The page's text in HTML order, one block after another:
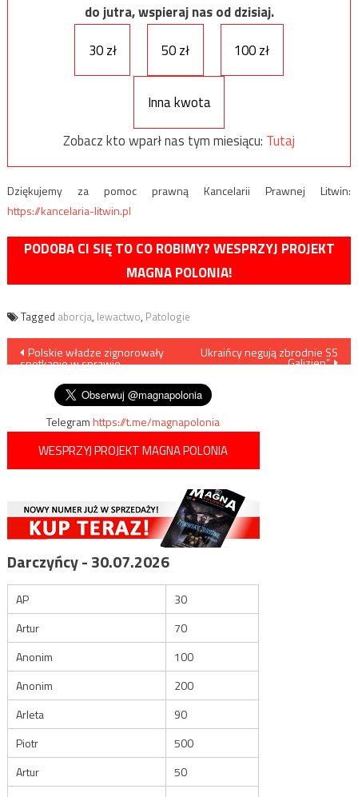
do jutra, wspieraj nas od dzisiaj.
30 zł
50 zł 100 zł
Inna kwota
Zobacz kto wparł nas tym miesiącu: Tutaj
Dziękujemy za pomoc prawną Kancelarii Prawnej Litwin:
https://kancelaria-litwin.pl
PODOBA CI SIĘ TO CO ROBIMY? WESPRZYJ PROJEKT
MAGNA POLONIA!
Tagged aborcja, lewactwo, Patologie
Nawigacja
wpisu
Polskie władze zignorowały
spotkanie w sprawie
Ukraińcy negują zbrodnie SS
„Galizien”
Telegramhttps://t.me/magnapolonia
WESPRZYJ PROJEKT MAGNA POLONIA
Darczyńcy - 30.07.2026
AP
30
Artur
70
Anonim
100
Anonim
200
Arleta
90
Piotr
500
Artur
50